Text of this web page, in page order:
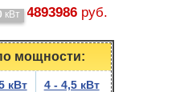
кВт 4893986руб.
мощности:
кВт 4 - 4,5 кВт